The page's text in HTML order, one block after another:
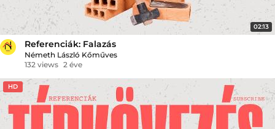
02:13
Referenciák: Falazás
Németh László Kőműves
132 views 2 éve
HD